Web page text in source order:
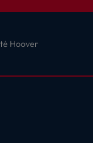
Hoover